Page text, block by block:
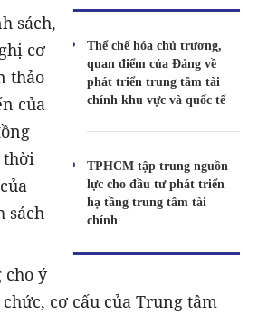
Thể chế hóa chủ trương,
quan điểm của Đảng về
phát triển trung tâm tài
chính khu vực và quốc tế
TPHCM tập trung nguồn
lực cho đầu tư phát triển
hạ tầng trung tâm tài
chính
sách,
cơ
thảo
của
thời
sách
cho ý
cơ cấu của Trung tâm